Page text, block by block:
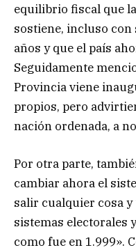
equilibrio fiscal que
sostiene, incluso
años y que el país
Seguidamente
Provincia viene
propios, pero
nación ordenada, a
Por otra parte,
cambiar ahora el
salir cualquier cosa
sistemas electorales
como fue en 1.999».